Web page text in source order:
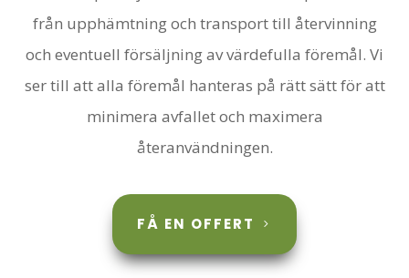
från upphämtning och transport till återvinning
och eventuell försäljning av värdefulla föremål. Vi
ser till att alla föremål hanteras på rätt sätt för att
minimera avfallet och maximera
återanvändningen.
FÅ EN OFFERT